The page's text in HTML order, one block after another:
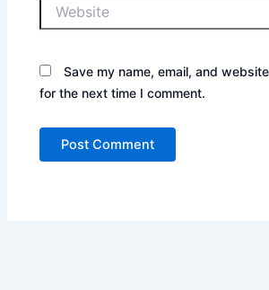
Save my name, email, and
for the next time I comment.